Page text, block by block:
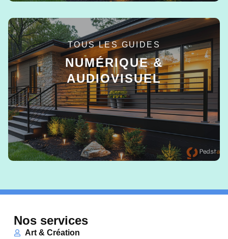
TOUS LES GUIDES
NUMÉRIQUE &
AUDIOVISUEL
EN SAVOIR +
Nos services
Art & Création